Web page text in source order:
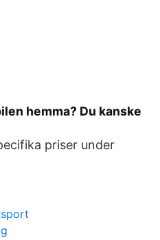
hemma? Du kanske
priser under